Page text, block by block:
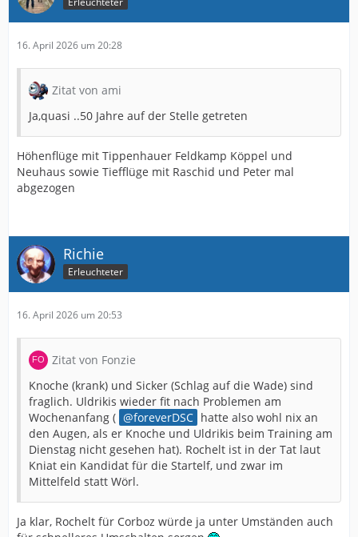
16. April 2026 um 20:28
Zitat von ami
Ja,quasi ..50 Jahre auf der Stelle getreten
Höhenflüge mit Tippenhauer Feldkamp Köppel und
Neuhaus sowie Tiefflüge mit Raschid und Peter mal
abgezogen
Richie
Erleuchteter
16. April 2026 um 20:53
Zitat von Fonzie
Knoche (krank) und Sicker (Schlag auf die Wade) sind
fraglich. Uldrikis wieder fit nach Problemen am
Wochenanfang (
foreverDSC hatte also wohl nix an
den Augen, als er Knoche und Uldrikis beim Training am
Dienstag nicht gesehen hat). Rochelt ist in der Tat laut
Kniat ein Kandidat für die Startelf, und zwar im
Mittelfeld statt Wörl.
Ja klar, Rochelt für Corboz würde ja unter Umständen auch